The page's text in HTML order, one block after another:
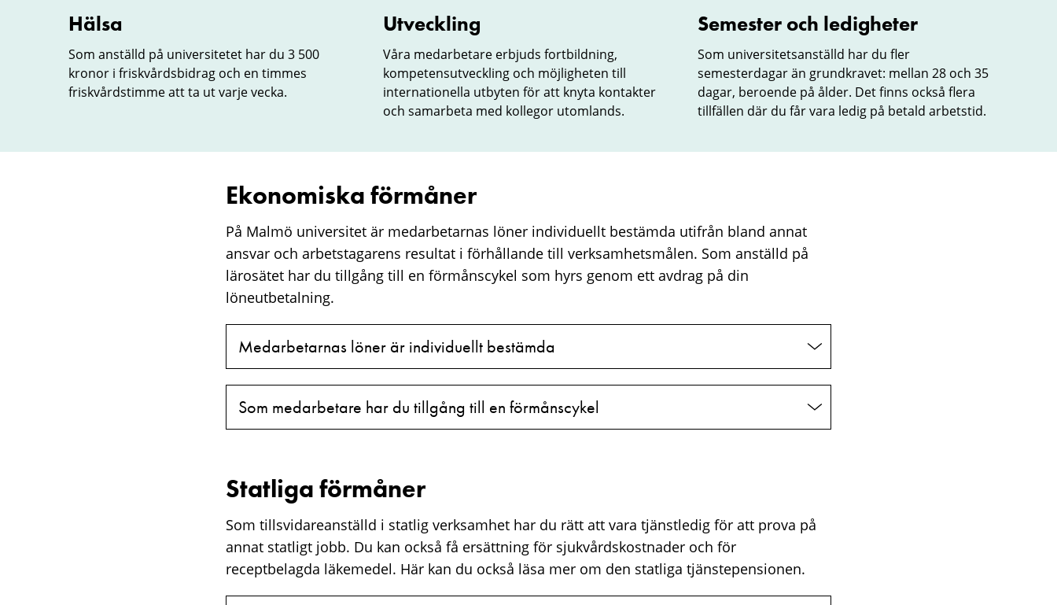
Hälsa
Som anställd på universitetet har du 3 500
kronor i friskvårdsbidrag och en timmes
friskvårdstimme att ta ut varje vecka.
Utveckling
Våra medarbetare erbjuds fortbildning,
kompetensutveckling och möjligheten till
internationella utbyten för att knyta kontakter
och samarbeta med kollegor utomlands.
Semester och ledigheter
Som universitetsanställd har du fler
semesterdagar än grundkravet: mellan 28 och 35
dagar, beroende på ålder. Det finns också flera
tillfällen där du får vara ledig på betald arbetstid.
Ekonomiska förmåner
På Malmö universitet är medarbetarnas löner individuellt bestämda utifrån bland annat
ansvar och arbetstagarens resultat i förhållande till verksamhetsmålen. Som anställd på
lärosätet har du tillgång till en förmånscykel som hyrs genom ett avdrag på din
löneutbetalning.
​Medarbetarnas löner är individuellt bestämda
​Som medarbetare har du tillgång till en förmånscykel​
Statliga förmåner
Som tillsvidareanställd i statlig verksamhet har du rätt att vara tjänstledig för att prova på
annat statligt jobb. Du kan också få ersättning för sjukvårdskostnader och för
receptbelagda läkemedel. Här kan du också läsa mer om den statliga tjänstepensionen.